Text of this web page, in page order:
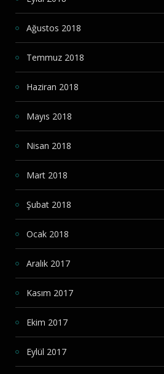
Ağustos 2018
Temmuz 2018
Haziran 2018
Mayıs 2018
Nisan 2018
Mart 2018
Şubat 2018
Ocak 2018
Aralık 2017
Kasım 2017
Ekim 2017
Eylül 2017